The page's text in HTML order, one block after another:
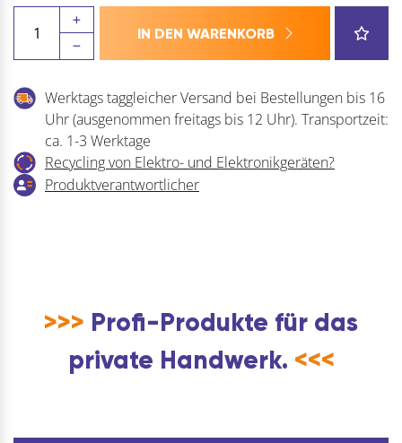
Verbindungshülsen-
Satz
Messing
Kati-
Compact
Inhalt
3
IN DEN WARENKORB
Werktags taggleicher Versand bei Bestellungen bis 16
Uhr (ausgenommen freitags bis 12 Uhr). Transportzeit:
ca. 1-3 Werktage
Recycling von Elektro- und Elektronikgeräten?
Produktverantwortlicher
>>> Profi-Produkte für das
private Handwerk. <<<